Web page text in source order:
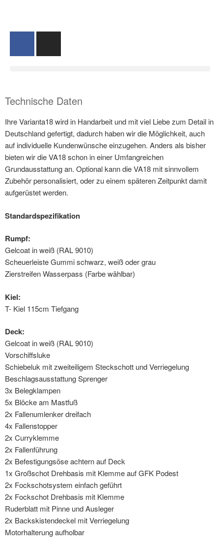
Technische Daten
Ihre Varianta18 wird in Handarbeit und mit viel Liebe zum Detail in
Deutschland gefertigt, dadurch haben wir die Möglichkeit, auch
auf individuelle Kundenwünsche einzugehen. Anders als bisher
bieten wir die VA18 schon in einer Umfangreichen
Grundausstattung an. Optional kann die VA18 mit sinnvollem
Zubehör personalisiert, oder zu einem späteren Zeitpunkt damit
aufgerüstet werden.
Standardspezifikation
Rumpf:
Gelcoat in weiß (RAL 9010)
Scheuerleiste Gummi schwarz, weiß oder grau
Zierstreifen Wasserpass (Farbe wählbar)
Kiel:
T- Kiel 115cm Tiefgang
Deck:
Gelcoat in weiß (RAL 9010)
Vorschiffsluke
Schiebeluk mit zweiteiligem Steckschott und Verriegelung
Beschlagsausstattung Sprenger
3x Belegklampen
5x Blöcke am Mastfuß
2x Fallenumlenker dreifach
4x Fallenstopper
2x Curryklemme
2x Fallenführung
2x Befestigungsöse achtern auf Deck
1x Großschot Drehbasis mit Klemme auf GFK Podest
2x Fockschotsystem einfach geführt
2x Fockschot Drehbasis mit Klemme
Ruderblatt mit Pinne und Ausleger
2x Backskistendeckel mit Verriegelung
Motorhalterung aufholbar